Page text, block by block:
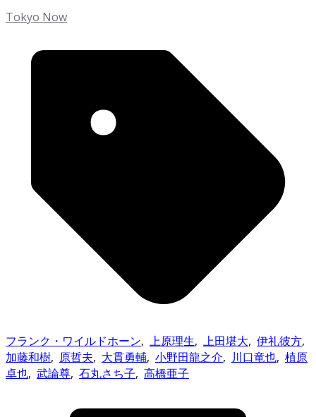
Tokyo Now
フランク・ワイルドホーン, 上原理生, 上田堪大, 伊礼彼方,
加藤和樹, 原哲夫, 大貫勇輔, 小野田龍之介, 川口竜也, 植原
卓也, 武論尊, 石丸さち子, 高橋亜子